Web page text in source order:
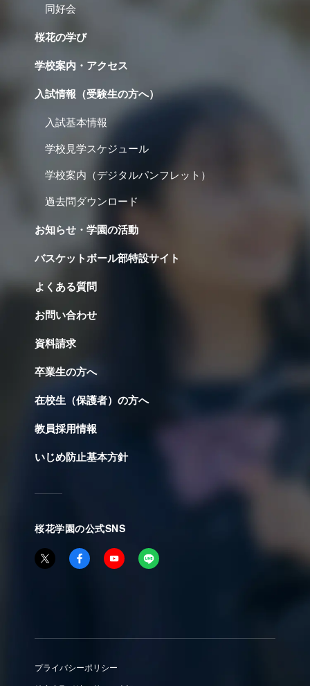
同好会
桜花の学び
学校案内・アクセス
入試情報（受験生の方へ）
入試基本情報
学校見学スケジュール
学校案内（デジタルパンフレット）
過去問ダウンロード
お知らせ・学園の活動
バスケットボール部特設サイト
よくある質問
お問い合わせ
資料請求
卒業生の方へ
在校生（保護者）の方へ
教員採用情報
いじめ防止基本方針
桜花学園の公式SNS
プライバシーポリシー